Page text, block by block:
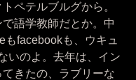
ペテルブルグから。
語学教師だとか。中
もfacebookも、ウキュ
いのよ。去年は、イン
てきたの、ラブリーな